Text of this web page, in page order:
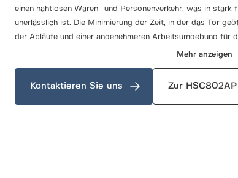
einen nahtlosen Waren- und Personenverkehr, was in stark
unerlässlich ist. Die Minimierung der Zeit, in der das Tor
der Abläufe und einer angenehmeren Arbeitsumgebung für
Mehr anzeigen
Kontaktieren Sie uns Zur